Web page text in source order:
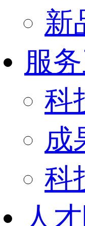
新
服
科
成
科
人